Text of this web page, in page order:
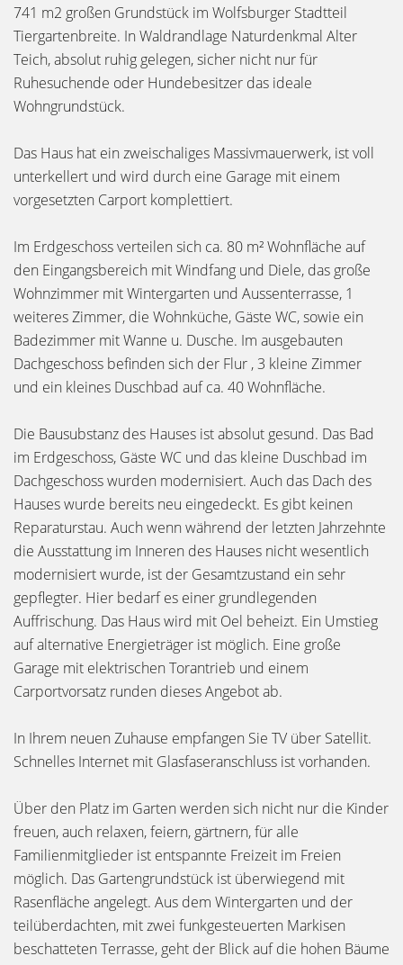
741 m2 großen Grundstück im Wolfsburger Stadtteil
Tiergartenbreite. In Waldrandlage Naturdenkmal Alter
Teich, absolut ruhig gelegen, sicher nicht nur für
Ruhesuchende oder Hundebesitzer das ideale
Wohngrundstück.
Das Haus hat ein zweischaliges Massivmauerwerk, ist voll
unterkellert und wird durch eine Garage mit einem
vorgesetzten Carport komplettiert.
Im Erdgeschoss verteilen sich ca. 80 m² Wohnfläche auf
den Eingangsbereich mit Windfang und Diele, das große
Wohnzimmer mit Wintergarten und Aussenterrasse, 1
weiteres Zimmer, die Wohnküche, Gäste WC, sowie ein
Badezimmer mit Wanne u. Dusche. Im ausgebauten
Dachgeschoss befinden sich der Flur , 3 kleine Zimmer
und ein kleines Duschbad auf ca. 40 Wohnfläche.
Die Bausubstanz des Hauses ist absolut gesund. Das Bad
im Erdgeschoss, Gäste WC und das kleine Duschbad im
Dachgeschoss wurden modernisiert. Auch das Dach des
Hauses wurde bereits neu eingedeckt. Es gibt keinen
Reparaturstau. Auch wenn während der letzten Jahrzehnte
die Ausstattung im Inneren des Hauses nicht wesentlich
modernisiert wurde, ist der Gesamtzustand ein sehr
gepflegter. Hier bedarf es einer grundlegenden
Auffrischung. Das Haus wird mit Oel beheizt. Ein Umstieg
auf alternative Energieträger ist möglich. Eine große
Garage mit elektrischen Torantrieb und einem
Carportvorsatz runden dieses Angebot ab.
In Ihrem neuen Zuhause empfangen Sie TV über Satellit.
Schnelles Internet mit Glasfaseranschluss ist vorhanden.
Über den Platz im Garten werden sich nicht nur die Kinder
freuen, auch relaxen, feiern, gärtnern, für alle
Familienmitglieder ist entspannte Freizeit im Freien
möglich. Das Gartengrundstück ist überwiegend mit
Rasenfläche angelegt. Aus dem Wintergarten und der
teilüberdachten, mit zwei funkgesteuerten Markisen
beschatteten Terrasse, geht der Blick auf die hohen Bäume